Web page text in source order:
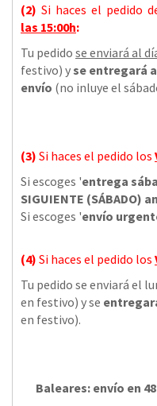
(2) Si haces el pedido
las 15:00h:
Tu pedido se enviará al
festivo) yse entregará
envío (no inluye el
(3) Si haces el pedido los
Si escoges 'entrega
SIGUIENTE (SÁBADO)
Si escoges 'envío
(4) Si haces el pedido los
Tu pedido se enviará el
en festivo) y se
en festivo).
Baleares: envío en